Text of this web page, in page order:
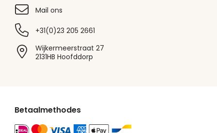
Mail ons
+31(0)23 205 2661
Wijkermeerstraat 27
2131HB Hoofddorp
Betaalmethodes